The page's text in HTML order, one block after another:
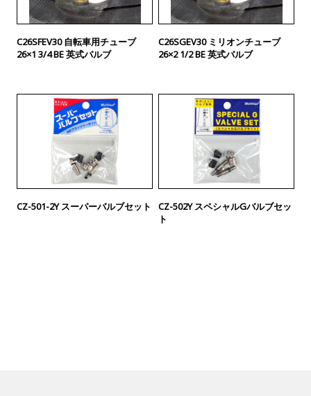
C26SFEV30 自転車用チューブ
26×1 3/4 BE 英式バルブ
C26SGEV30 ミリオンチューブ
26×2 1/2 BE 英式バルブ
CZ-501-2Y スーパーバルブセット
CZ-502Y スペシャルGバルブセッ
ト